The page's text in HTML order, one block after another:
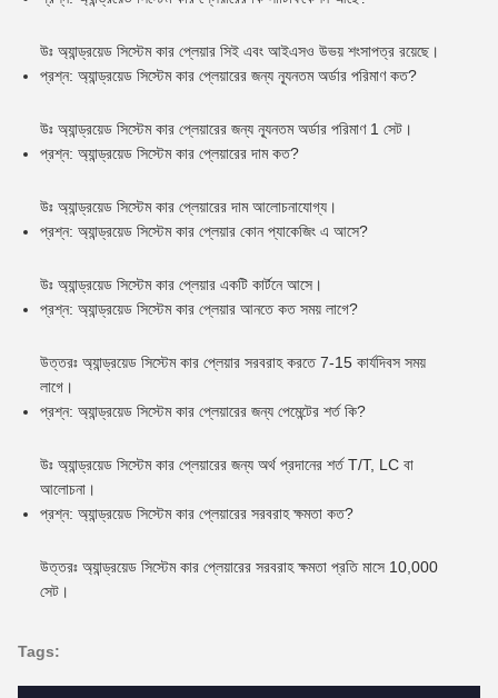
উঃ অ্যান্ড্রয়েড সিস্টেম কার প্লেয়ার সিই এবং আইএসও উভয় শংসাপত্র রয়েছে।
প্রশ্ন: অ্যান্ড্রয়েড সিস্টেম কার প্লেয়ারের জন্য ন্যূনতম অর্ডার পরিমাণ কত?
উঃ অ্যান্ড্রয়েড সিস্টেম কার প্লেয়ারের জন্য ন্যূনতম অর্ডার পরিমাণ 1 সেট।
প্রশ্ন: অ্যান্ড্রয়েড সিস্টেম কার প্লেয়ারের দাম কত?
উঃ অ্যান্ড্রয়েড সিস্টেম কার প্লেয়ারের দাম আলোচনাযোগ্য।
প্রশ্ন: অ্যান্ড্রয়েড সিস্টেম কার প্লেয়ার কোন প্যাকেজিং এ আসে?
উঃ অ্যান্ড্রয়েড সিস্টেম কার প্লেয়ার একটি কার্টনে আসে।
প্রশ্ন: অ্যান্ড্রয়েড সিস্টেম কার প্লেয়ার আনতে কত সময় লাগে?
উত্তরঃ অ্যান্ড্রয়েড সিস্টেম কার প্লেয়ার সরবরাহ করতে 7-15 কার্যদিবস সময়
লাগে।
প্রশ্ন: অ্যান্ড্রয়েড সিস্টেম কার প্লেয়ারের জন্য পেমেন্টের শর্ত কি?
উঃ অ্যান্ড্রয়েড সিস্টেম কার প্লেয়ারের জন্য অর্থ প্রদানের শর্ত T/T, LC বা
আলোচনা।
প্রশ্ন: অ্যান্ড্রয়েড সিস্টেম কার প্লেয়ারের সরবরাহ ক্ষমতা কত?
উত্তরঃ অ্যান্ড্রয়েড সিস্টেম কার প্লেয়ারের সরবরাহ ক্ষমতা প্রতি মাসে 10,000
সেট।
Tags: